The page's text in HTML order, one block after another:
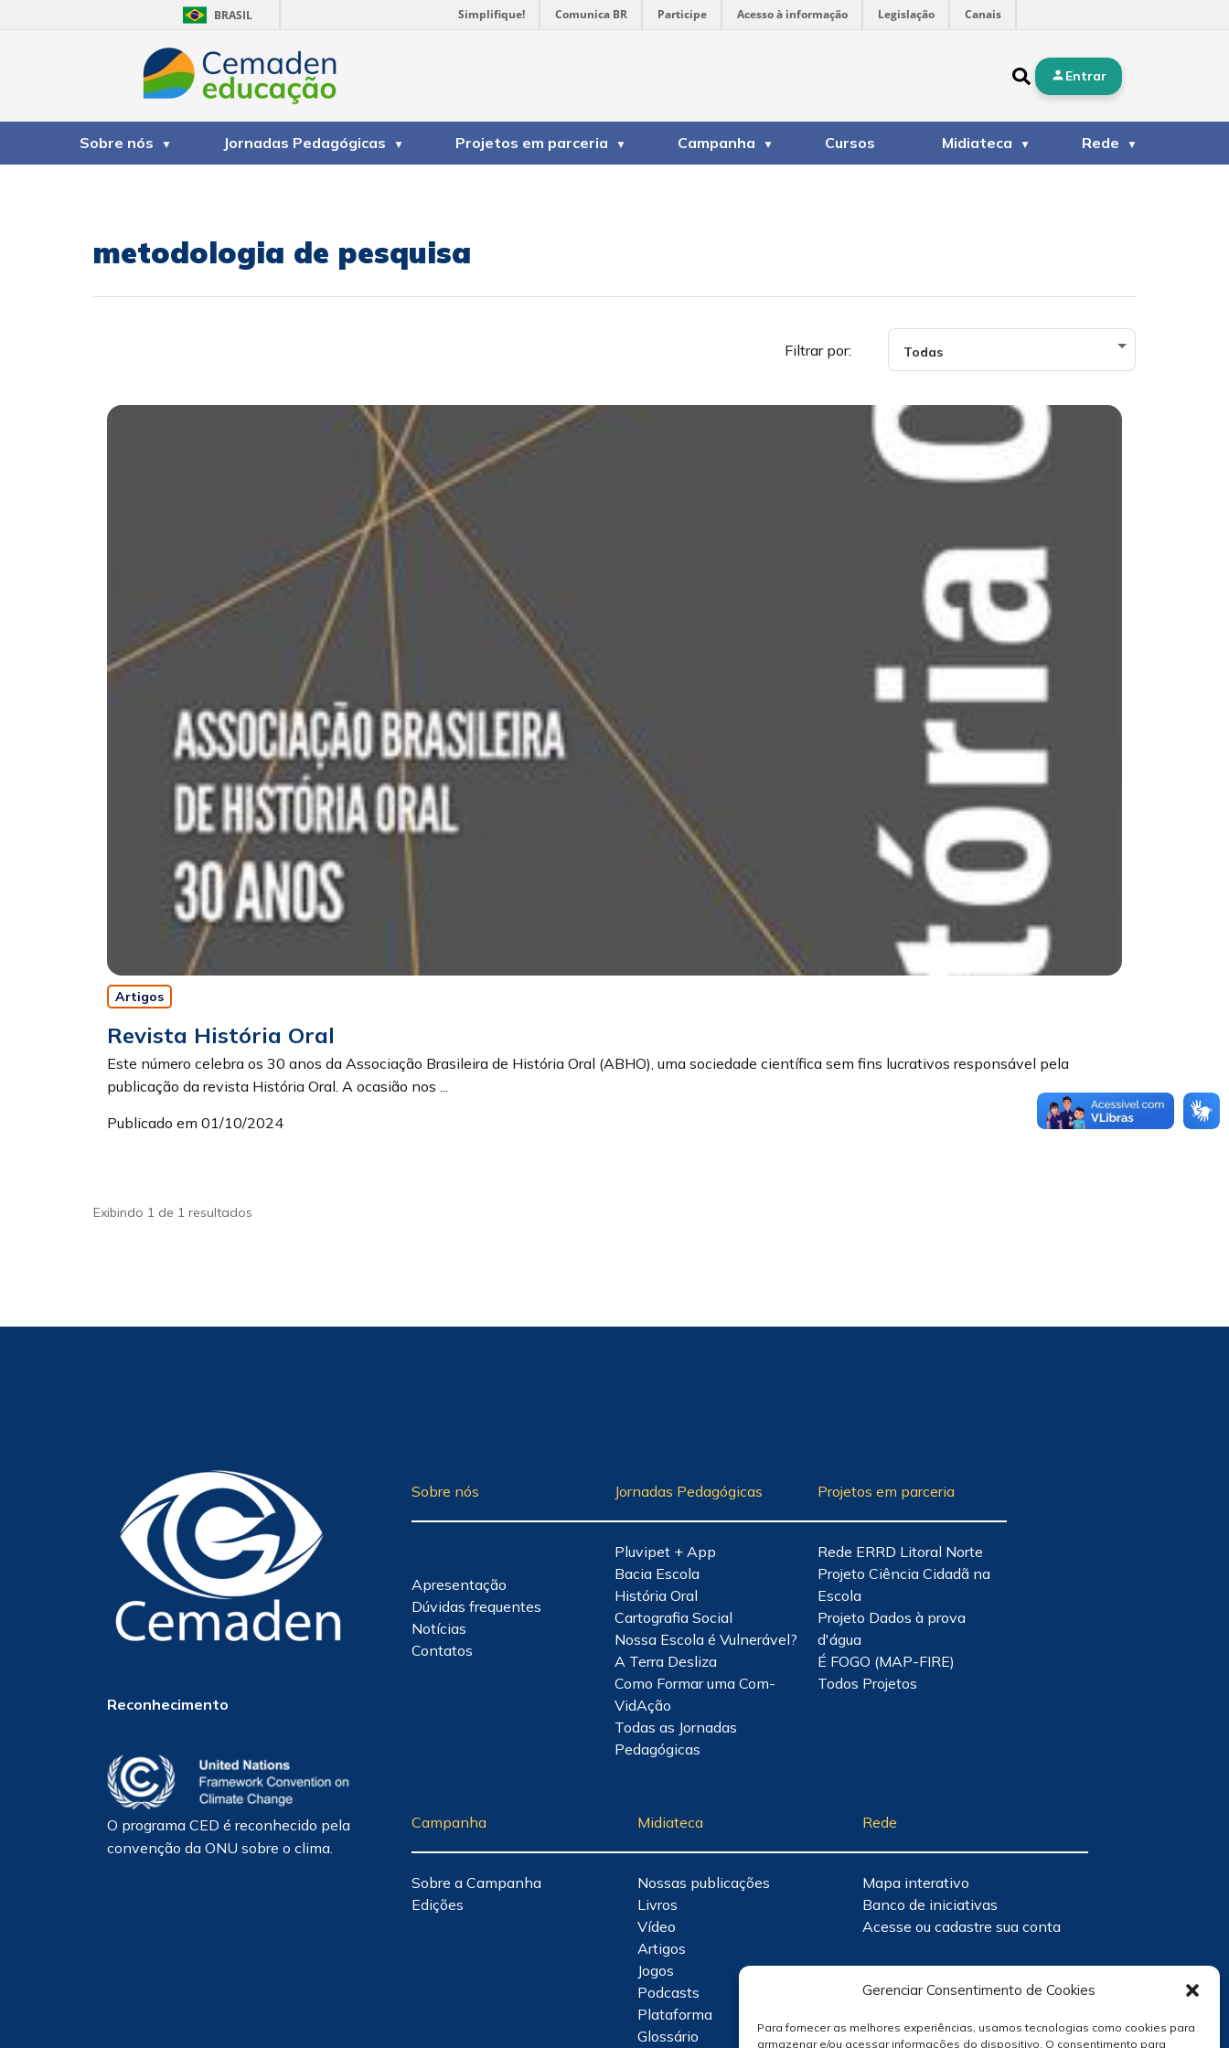
Gerenciar Consentimento de Cookies
Para fornecer as melhores experiências, usamos tecnologias como cookies para
armazenar e/ou acessar informações do dispositivo. O consentimento para
BRASIL Simplifique! Comunica BR Participe Acesso à informação Legislação Canais
Entrar
Sobre nós Jornadas Pedagógicas Projetos em parceria Campanha Cursos Midiateca Rede
metodologia de pesquisa
Filtrar por:
Artigos
Revista História Oral
Este número celebra os 30 anos da Associação Brasileira de História Oral (ABHO), uma sociedade científica sem fins lucrativos responsável pela
publicação da revista História Oral. A ocasião nos ...
Publicado em 01/10/2024
Exibindo 1 de 1 resultados
Reconhecimento
O programa CED é reconhecido pela
convenção da ONU sobre o clima.
Sobre nós
Apresentação
Dúvidas frequentes
Notícias
Contatos
Jornadas Pedagógicas
Pluvipet + App
Bacia Escola
História Oral
Cartografia Social
Nossa Escola é Vulnerável?
A Terra Desliza
Como Formar uma Com-
VidAção
Todas as Jornadas
Pedagógicas
Projetos em parceria
Rede ERRD Litoral Norte
Projeto Ciência Cidadã na
Escola
Projeto Dados à prova
d'água
É FOGO (MAP-FIRE)
Todos Projetos
Campanha
Sobre a Campanha
Edições
Midiateca
Nossas publicações
Livros
Vídeo
Artigos
Jogos
Podcasts
Plataforma
Glossário
Rede
Mapa interativo
Banco de iniciativas
Acesse ou cadastre sua conta